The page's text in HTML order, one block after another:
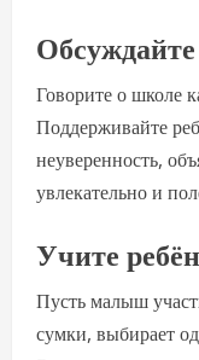
Говорите о школе
Поддерживайте
неуверенность,
увлекательно и
Учите
Пусть малыш
сумки, выбирает